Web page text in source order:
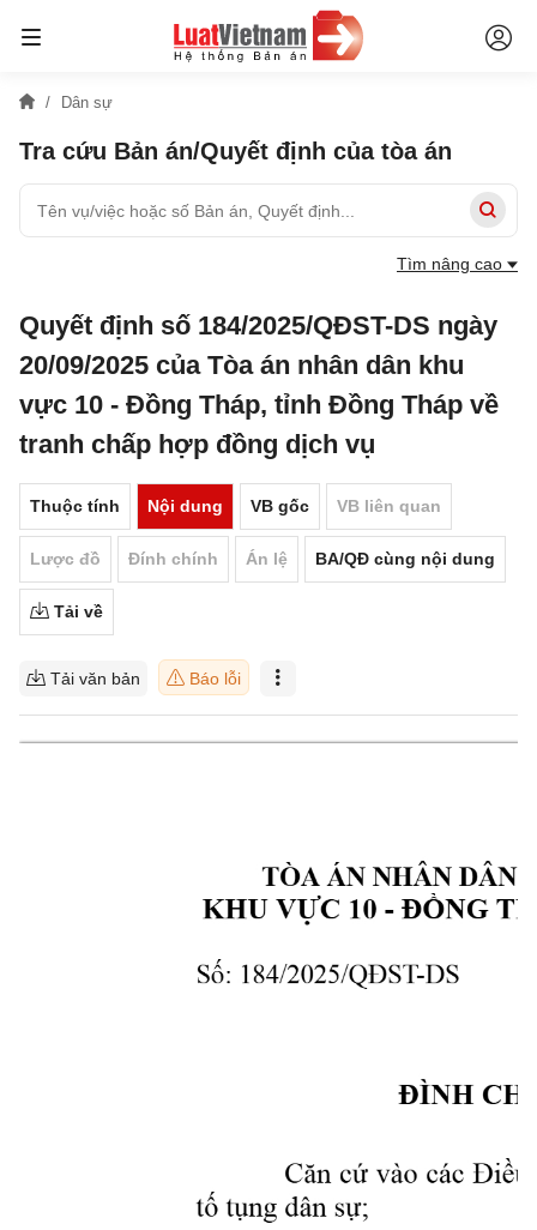
Dân sự
Tra cứu Bản án/Quyết định của tòa án
Tìm nâng cao
Quyết định số 184/2025/QĐST-DS ngày
20/09/2025 của Tòa án nhân dân khu
vực 10 - Đồng Tháp, tỉnh Đồng Tháp về
tranh chấp hợp đồng dịch vụ
Thuộc tính Nội dung VB gốc VB liên quan
Lược đồ Đính chính Án lệ BA/QĐ cùng nội dung
Tải về
Tải văn bản Báo lỗi